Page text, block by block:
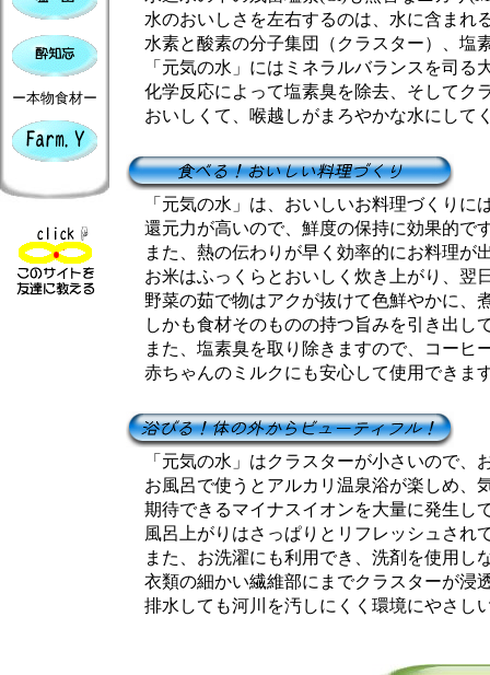
ー本物食材ー
水のおいしさを左右するのは、水に含まれ
水素と酸素の分子集団（クラスター）、塩
「元気の水」にはミネラルバランスを司る
化学反応によって塩素臭を除去、そしてク
おいしくて、喉越しがまろやかな水にして
「元気の水」は、おいしいお料理づくりに
還元力が高いので、鮮度の保持に効果的で
また、熱の伝わりが早く効率的にお料理が
お米はふっくらとおいしく炊き上がり、翌
野菜の茹で物はアクが抜けて色鮮やかに、
しかも食材そのものの持つ旨みを引き出し
また、塩素臭を取り除きますので、コーヒ
赤ちゃんのミルクにも安心して使用できま
「元気の水」はクラスターが小さいので、
お風呂で使うとアルカリ温泉浴が楽しめ、
期待できるマイナスイオンを大量に発生し
風呂上がりはさっぱりとリフレッシュされ
また、お洗濯にも利用でき、洗剤を使用し
衣類の細かい繊維部にまでクラスターが浸
排水しても河川を汚しにくく環境にやさし